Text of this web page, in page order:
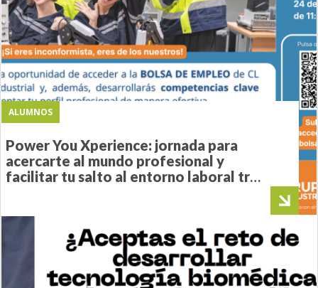
ALUMNOS
Power You Xperience: jornada para
acercarte al mundo profesional y
facilitar tu salto al entorno laboral tras